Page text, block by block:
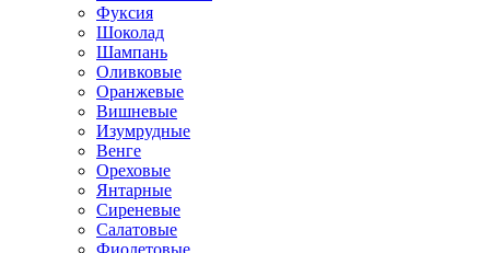
Фуксия
Шоколад
Шампань
Оливковые
Оранжевые
Вишневые
Изумрудные
Венге
Ореховые
Янтарные
Сиреневые
Салатовые
Фиолетовые